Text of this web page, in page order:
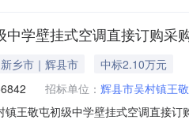
学壁挂式空调直接订购采
乡市｜辉县市
中标2.10万元
招标单位： 辉县市吴村镇王
镇王敬屯初级中学壁挂式空调直接